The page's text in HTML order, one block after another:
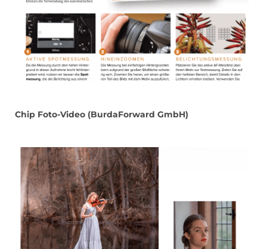
Chip Foto-Video (BurdaForward GmbH)